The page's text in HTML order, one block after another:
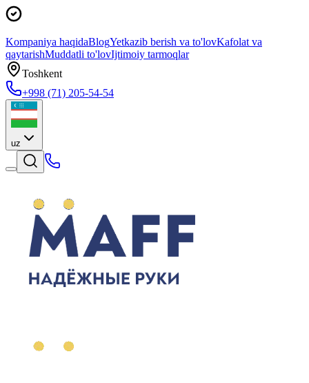
Kompaniya haqidaBlogYetkazib berish va to'lovKafolat va
qaytarishMuddatli to'lovIjtimoiy tarmoqlar
Toshkent
+998 (71) 205-54-54
uz